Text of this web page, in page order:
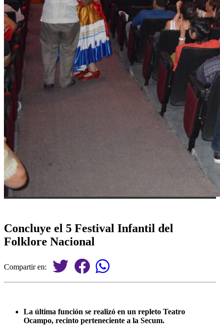
Concluye el 5 Festival Infantil del
Folklore Nacional
Compartir en:
La última función se realizó en un repleto Teatro
Ocampo, recinto perteneciente a la Secum.